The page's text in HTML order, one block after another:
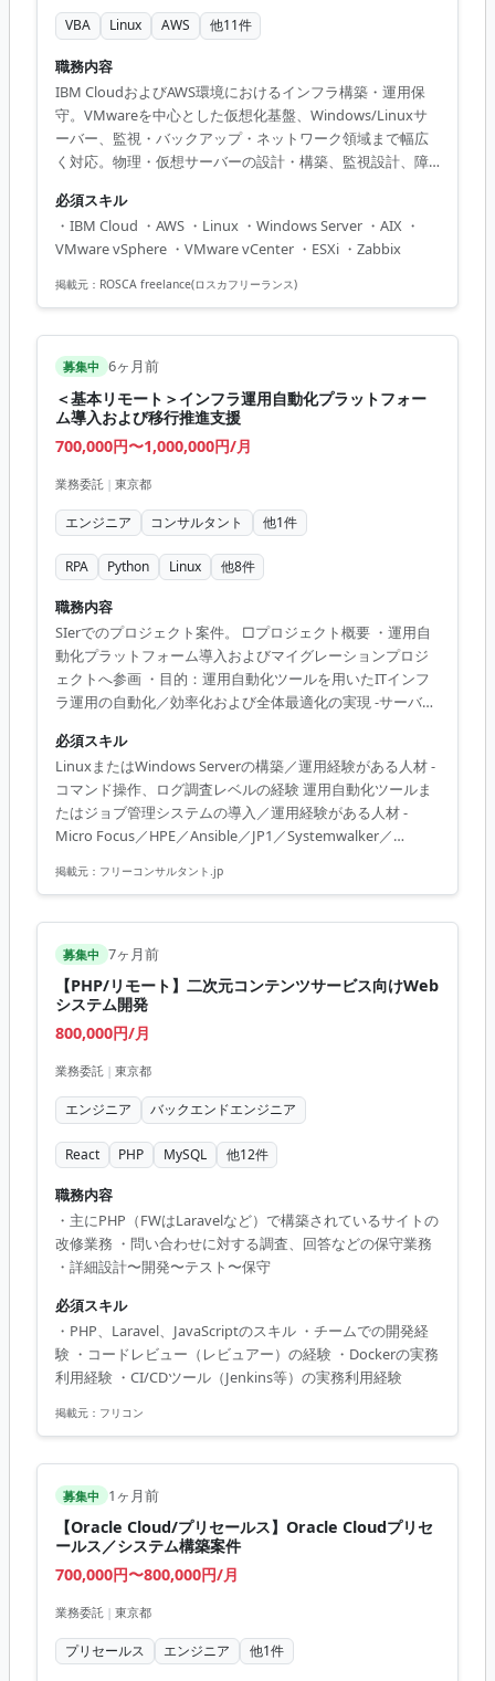
VBA Linux AWS 他11件
職務内容
IBM CloudおよびAWS環境におけるインフラ構築・運用保
守。VMwareを中心とした仮想化基盤、Windows/Linuxサ
ーバー、監視・バックアップ・ネットワーク領域まで幅広
く対応。物理・仮想サーバーの設計・構築、監視設計、障
て担当。生保会社向け案件での要件定義・移行計画・サー
バ設計構築、11~50名規模プロジェクトでのリーダー経験あ
り。
必須スキル
・IBM Cloud ・AWS ・Linux ・Windows Server ・AIX ・
VMware vSphere ・VMware vCenter ・ESXi ・Zabbix
掲載元： ROSCA freelance(ロスカフリーランス)
募集中 6ヶ月前
＜基本リモート＞インフラ運用自動化プラットフォー
ム導入および移行推進支援
700,000円〜1,000,000円/月
業務委託 | 東京都
エンジニア コンサルタント 他1件
RPA Python Linux 他8件
職務内容
SIerでのプロジェクト案件。 □プロジェクト概要 ・運用自
動化プラットフォーム導入およびマイグレーションプロジ
ェクトへ参画 ・目的：運用自動化ツールを用いたITインフ
ラ運用の自動化／効率化および全体最適化の実現 -サーバー
ションを自動化フローへと実装する ・期待：手順書のシス
テム的ロジックへの落とし込みおよび自動化フローの実装
推進 □業務内容 ・運用自動化フローの設計／開発 ・既存ツ
ールからの移行／リプレイス対応 ・運用手順書の読み込み
とロジック分解 ・自動化処理のモデル化 -処理の分岐、ルー
プ、例外処理の設計 ・インシデント起票／一次保守／ネッ
必須スキル
LinuxまたはWindows Serverの構築／運用経験がある人材 -
コマンド操作、ログ調査レベルの経験 運用自動化ツールま
たはジョブ管理システムの導入／運用経験がある人材 -
Micro Focus／HPE／Ansible／JP1／Systemwalker／
解き、処理ロジックとして設計できる論理的思考能力を有
語の読み書き／修正経験がある人材 -Python／Bash／
PowerShell等を用い、処理の中身をコードレベルで理解／
実装できる能力
掲載元： フリーコンサルタント.jp
募集中 7ヶ月前
【PHP/リモート】二次元コンテンツサービス向けWeb
システム開発
800,000円/月
業務委託 | 東京都
エンジニア バックエンドエンジニア
React PHP MySQL 他12件
職務内容
・主にPHP（FWはLaravelなど）で構築されているサイトの
改修業務 ・問い合わせに対する調査、回答などの保守業務
・詳細設計〜開発〜テスト〜保守
必須スキル
・PHP、Laravel、JavaScriptのスキル ・チームでの開発経
験 ・コードレビュー（レビュアー）の経験 ・Dockerの実務
利用経験 ・CI/CDツール（Jenkins等）の実務利用経験
掲載元： フリコン
募集中 1ヶ月前
【Oracle Cloud/プリセールス】Oracle Cloudプリセ
ールス／システム構築案件
700,000円〜800,000円/月
業務委託 | 東京都
プリセールス エンジニア 他1件